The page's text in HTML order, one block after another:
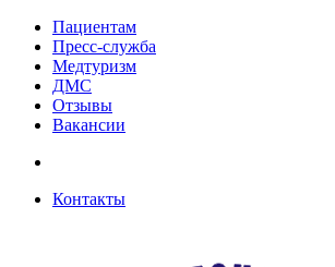
Пациентам
Пресс-служба
Медтуризм
ДМС
Отзывы
Вакансии
Контакты